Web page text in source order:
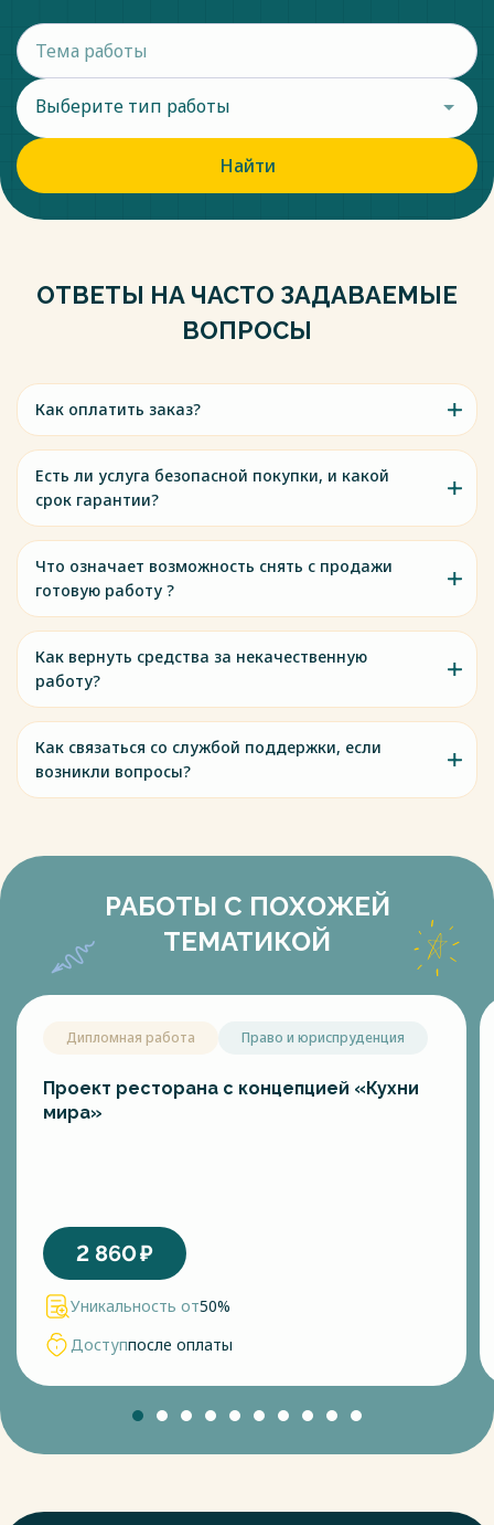
Выберите тип работы
Найти
ОТВЕТЫ НА ЧАСТО ЗАДАВАЕМЫЕ
ВОПРОСЫ
Как оплатить заказ?
Есть ли услуга безопасной покупки, и какой
срок гарантии?
Что означает возможность снять с продажи
готовую работу ?
Как вернуть средства за некачественную
работу?
Как связаться со службой поддержки, если
возникли вопросы?
РАБОТЫ С ПОХОЖЕЙ
ТЕМАТИКОЙ
Дипломная работа Право и юриспруденция
Проект ресторана с концепцией «Кухни
мира»
2 860₽
Уникальность от50%
Доступпосле оплаты